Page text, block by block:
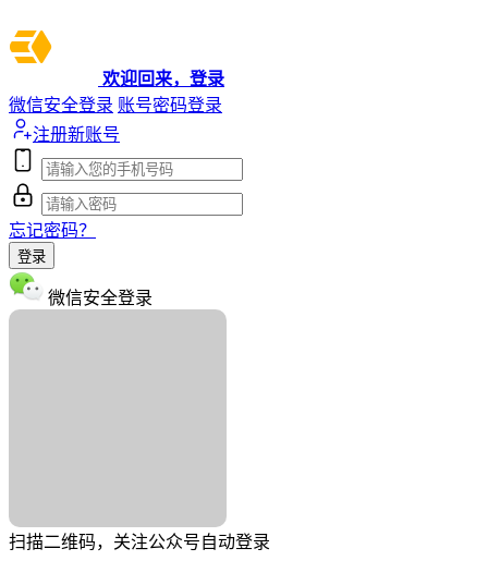
欢迎回来，登录
微信安全登录 账号密码登录
注册新账号
忘记密码？
登录
微信安全登录
扫描二维码，关注公众号自动登录